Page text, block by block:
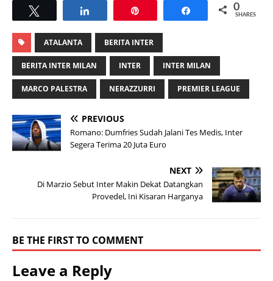
Share 0
SHARES
ATALANTA BERITA INTER
BERITA INTER MILAN INTER INTER MILAN
MARCO PALESTRA NERAZZURRI PREMIER LEAGUE
PREVIOUS
Romano: Dumfries Sudah Jalani Tes Medis, Inter
Segera Terima 20 Juta Euro
NEXT
Di Marzio Sebut Inter Makin Dekat Datangkan
Provedel, Ini Kisaran Harganya
BE THE FIRST TO COMMENT
Leave a Reply